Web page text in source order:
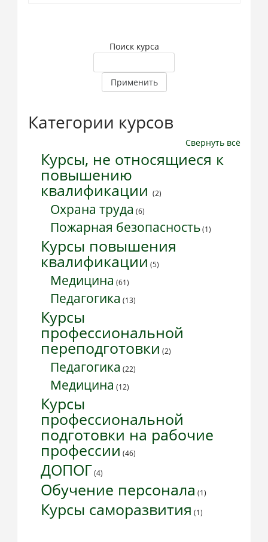
Поиск курса
Применить
Категории курсов
Свернуть всё
Курсы, не относящиеся к
повышению
квалификации (2)
Охрана труда (6)
Пожарная безопасность(1)
Курсы повышения
квалификации (5)
Медицина (61)
Педагогика (13)
Курсы
профессиональной
переподготовки (2)
Педагогика (22)
Медицина (12)
Курсы
профессиональной
подготовки на рабочие
профессии (46)
ДОПОГ (4)
Обучение персонала (1)
Курсы саморазвития (1)